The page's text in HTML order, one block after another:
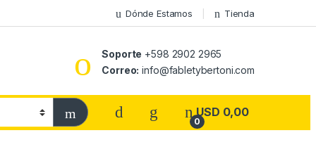
Dónde Estamos Tienda
Soporte +598 2902 2965
Correo: info@fabletybertoni.com
0
USD 0,00